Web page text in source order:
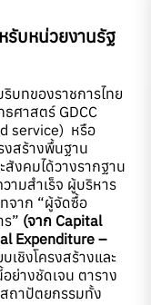
รับหน่วยงานรัฐ
บทของราชการไทย
ศาสตร์ GDCC
service) หรือ
งสร้างพื้นฐาน
งคมได้วางรากฐาน
ามสำเร็จ ผู้บริหาร
จาก “ผู้จัดซื้อ
” (จาก Capital
Expenditure –
เชิงโครงสร้างและ
ย่างชัดเจน ตาราง
ถาปัตยกรรมทั้ง